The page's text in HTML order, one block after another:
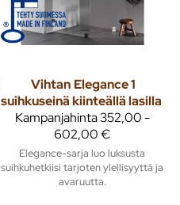
Vihtan Elegance 1
suihkuseinä kiinteällä lasilla
Kampanjahinta352,00 -
602,00 €
Elegance-sarja luo luksusta
suihkuhetkiisi tarjoten ylellisyyttä ja
avaruutta.